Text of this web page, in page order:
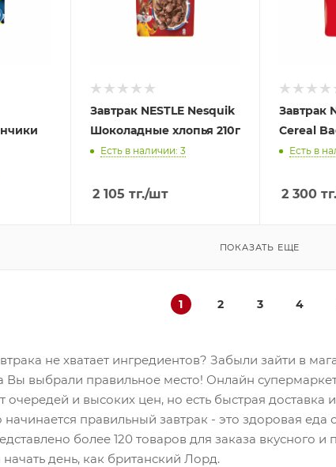
Завтрак NESTLE Nesquik
Шоколадные хлопья 210г
Есть в наличии: 3
2 105 тг./шт
Завтрак
Cereal
Есть в
2 300 тг.
ПОКАЗАТЬ ЕЩЕ
1 2 3 4
не хватает ингредиентов? Забыли зайти в
Вы выбрали правильное место! Онлайн
очередей и высоких цен, но есть быстрая
правильный завтрак - это здоровая
более 120 товаров для заказа вкусного и
день, как британский Лорд.